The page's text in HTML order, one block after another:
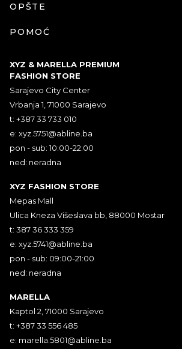
OPŠTE
POMOĆ
XYZ & MARELLA PREMIUM
FASHION STORE
Sarajevo City Center
Vrbanja 1, 71000 Sarajevo
t: +387 33 733 010
e: xyz.5751@abline.ba
pon - sub: 10:00-22:00
ned: neradna
XYZ FASHION STORE
Mepas Mall
Ulica Kneza Višeslava bb, 88000 Mostar
t: 387 36 333 359
e: xyz.5741@abline.ba
pon - sub: 09:00-21:00
ned: neradna
MARELLA
Kaptol 2, 71000 Sarajevo
t: +387 33 556 485
e: marella.5801@abline.ba